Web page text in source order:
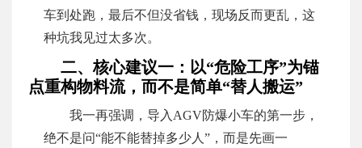
车到处跑，最后不但没省钱，现场反而更乱，这
种坑我见过太多次。
二、核心建议一：以“危险工序”为锚
点重构物料流，而不是简单“替人搬运”
我一再强调，导入AGV防爆小车的第一步，
绝不是问“能不能替掉多少人”，而是先画一